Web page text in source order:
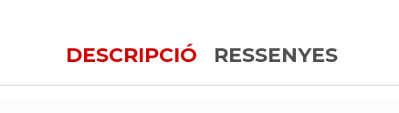
DESCRIPCIÓ RESSENYES